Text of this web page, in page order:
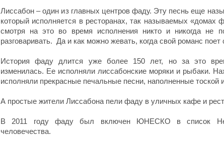
Лиссабон – один из главных центров фаду. Эту песнь еще
который исполняется в ресторанах, так называемых «домах
смотря на это во время исполнения никто и никогда не
разговаривать. Да и как можно жевать, когда свой романс
История фаду длится уже более 150 лет, но за это
изменилась. Ее исполняли лиссабонские моряки и рыбаки.
исполняли прекрасные печальные песни, наполненные тоской
А простые жители Лиссабона пели фаду в уличных кафе и
В 2011 году фаду был включен ЮНЕСКО в список
человечества.